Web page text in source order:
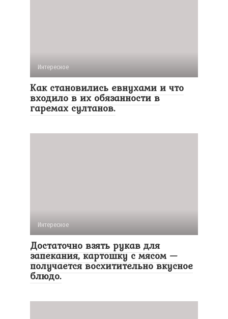
Интересное
Как становились евнухами и что
входило в их обязанности в
гаремах султанов.
Интересное
Достаточно взять рукав для
запекания, картошку с мясом —
получается восхитительно вкусное
блюдо.